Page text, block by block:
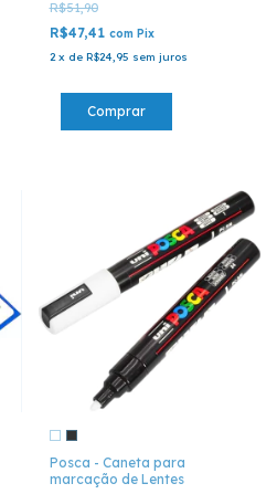
R$51,90
R$47,41 com Pix
2 x de R$24,95 sem juros
Posca - Caneta para
marcação de Lentes